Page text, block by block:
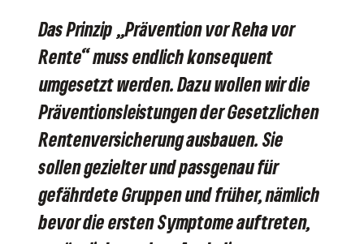
Das Prinzip „Prävention vor Reha vor
Rente“ muss endlich konsequent
umgesetzt werden. Dazu wollen wir die
Präventionsleistungen der Gesetzlichen
Rentenversicherung ausbauen. Sie
sollen gezielter und passgenau für
gefährdete Gruppen und früher, nämlich
bevor die ersten Symptome auftreten,